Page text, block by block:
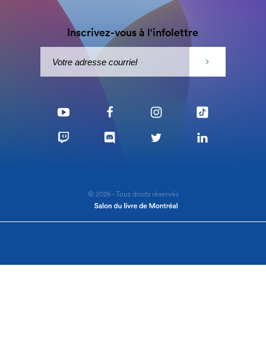
Inscrivez-vous à l'infolettre
© 2026 - Tous droits réservés